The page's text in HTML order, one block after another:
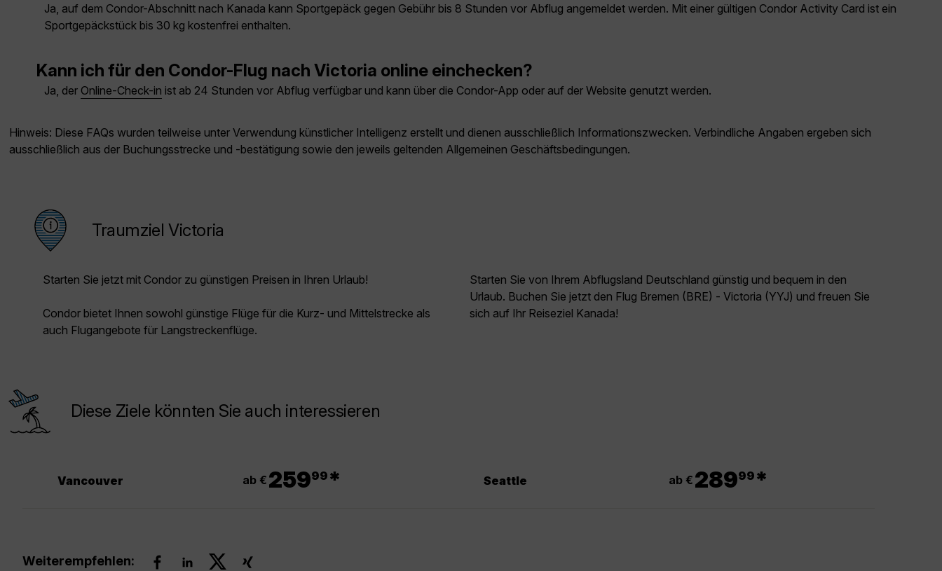
Ja, auf dem Condor-Abschnitt nach Kanada kann Sportgepäck gegen Gebühr bis 8 Stunden vor Abflug angemeldet werden. Mit einer gültigen Condor Activity Card ist ein
Sportgepäckstück bis 30 kg kostenfrei enthalten.
Kann ich für den Condor-Flug nach Victoria online einchecken?
Ja, der Online-Check-in ist ab 24 Stunden vor Abflug verfügbar und kann über die Condor-App oder auf der Website genutzt werden.
Hinweis: Diese FAQs wurden teilweise unter Verwendung künstlicher Intelligenz erstellt und dienen ausschließlich Informationszwecken. Verbindliche Angaben ergeben sich
ausschließlich aus der Buchungsstrecke und -bestätigung sowie den jeweils geltenden Allgemeinen Geschäftsbedingungen.
Traumziel Victoria
Starten Sie jetzt mit Condor zu günstigen Preisen in Ihren Urlaub!
Condor bietet Ihnen sowohl günstige Flüge für die Kurz- und Mittelstrecke als
auch Flugangebote für Langstreckenflüge.
Starten Sie von Ihrem Abflugsland Deutschland günstig und bequem in den
Urlaub. Buchen Sie jetzt den Flug Bremen (BRE) - Victoria (YYJ) und freuen Sie
sich auf Ihr Reiseziel Kanada!
Diese Ziele könnten Sie auch interessieren
Vancouver ab € 25999 * Seattle ab € 28999 *
Weiterempfehlen: